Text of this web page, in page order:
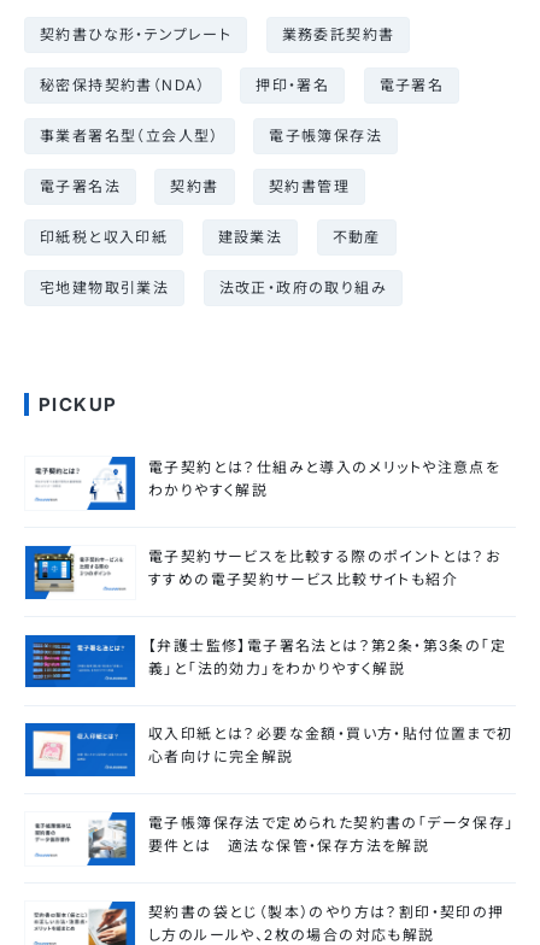
契約書ひな形・テンプレート 業務委託契約書
秘密保持契約書（NDA） 押印・署名 電子署名
事業者署名型（立会人型） 電子帳簿保存法
電子署名法 契約書 契約書管理
印紙税と収入印紙 建設業法 不動産
宅地建物取引業法 法改正・政府の取り組み
PICKUP
電子契約とは？仕組みと導入のメリットや注意点を
わかりやすく解説
電子契約サービスを比較する際のポイントとは？お
すすめの電子契約サービス比較サイトも紹介
【弁護士監修】電子署名法とは？第2条・第3条の「定
義」と「法的効力」をわかりやすく解説
収入印紙とは？必要な金額・買い方・貼付位置まで初
心者向けに完全解説
電子帳簿保存法で定められた契約書の「データ保存」
要件とは 適法な保管・保存方法を解説
契約書の袋とじ（製本）のやり方は？割印・契印の押
し方のルールや、2枚の場合の対応も解説